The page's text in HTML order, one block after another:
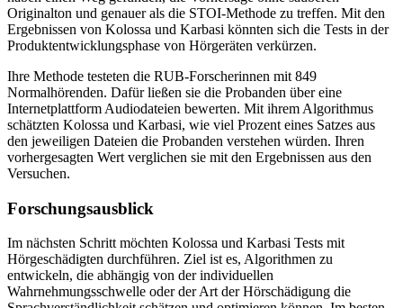
Originalton und genauer als die STOI-Methode zu treffen. Mit den
Ergebnissen von Kolossa und Karbasi könnten sich die Tests in der
Produktentwicklungsphase von Hörgeräten verkürzen.
Ihre Methode testeten die RUB-Forscherinnen mit 849
Normalhörenden. Dafür ließen sie die Probanden über eine
Internetplattform Audiodateien bewerten. Mit ihrem Algorithmus
schätzten Kolossa und Karbasi, wie viel Prozent eines Satzes aus
den jeweiligen Dateien die Probanden verstehen würden. Ihren
vorhergesagten Wert verglichen sie mit den Ergebnissen aus den
Versuchen.
Forschungsausblick
Im nächsten Schritt möchten Kolossa und Karbasi Tests mit
Hörgeschädigten durchführen. Ziel ist es, Algorithmen zu
entwickeln, die abhängig von der individuellen
Wahrnehmungsschwelle oder der Art der Hörschädigung die